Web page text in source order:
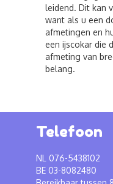
leidend. Dit kan
want als u een
afmetingen en
een ijscokar die
afmeting van
belang.
Telefoon
NL 076-5438102
BE 03-8082480